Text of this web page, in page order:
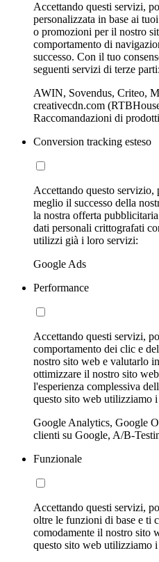
Accettando questi servizi,
personalizzata in base ai
o promozioni per il nostro
comportamento di
successo. Con il tuo
seguenti servizi di terze parti:
AWIN, Sovendus, Criteo,
creativecdn.com
Raccomandazioni di
Conversion tracking esteso
Accettando questo servizio,
meglio il successo della
la nostra offerta
dati personali crittografati
utilizzi già i loro servizi:
Google Ads
Performance
Accettando questi servizi,
comportamento dei clic e
nostro sito web e valutarlo
ottimizzare il nostro sito
l'esperienza complessiva
questo sito web utilizziamo
Google Analytics, Google
clienti su Google, A/B-
Funzionale
Accettando questi servizi,
oltre le funzioni di base e ti
comodamente il nostro sito
questo sito web utilizziamo